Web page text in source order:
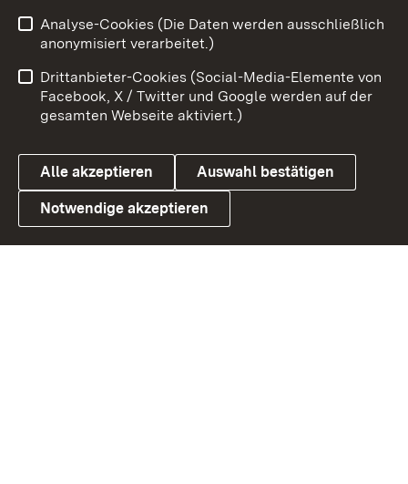
Link zum Landesportal
Impressum
Kontakt
Barrierefreiheit
Datenschutz
Cookies
Analyse-Cookies (Die Daten werden ausschließlich
anonymisiert verarbeitet.)
Drittanbieter-Cookies (Social-Media-Elemente von
Facebook, X / Twitter und Google werden auf der
gesamten Webseite aktiviert.)
Alle akzeptieren Auswahl bestätigen
Notwendige akzeptieren